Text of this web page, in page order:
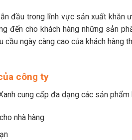
đầu trong lĩnh vực sản xuất khăn
đến cho khách hàng những sản
cầu ngày càng cao của khách hàng
công ty
cung cấp đa dạng các sản phẩm
nhà hàng